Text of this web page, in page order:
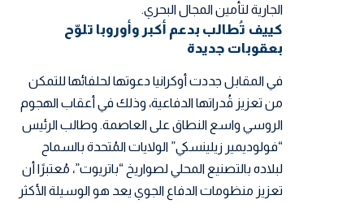
الجارية لتأمين المجال البحري.
كييف تُطالب بدعم أكبر وأوروبا تلوّح
بعقوبات جديدة
في المقابل جددت أوكرانيا دعوتها لحلفائها للتمكن
من تعزيز قُدراتها الدفاعية، وذلك في أعقاب الهجوم
الروسي واسع النطاق على العاصمة. وطالب الرئيس
“فولوديمير زيلينسكي” الولايات المُتحدة بالسماح
لبلاده بالتصنيع المحلي لصواريخ “باتريوت”، مُعتبرًا أن
تعزيز منظومات الدفاع الجوي يعد هو الوسيلة الأكثر